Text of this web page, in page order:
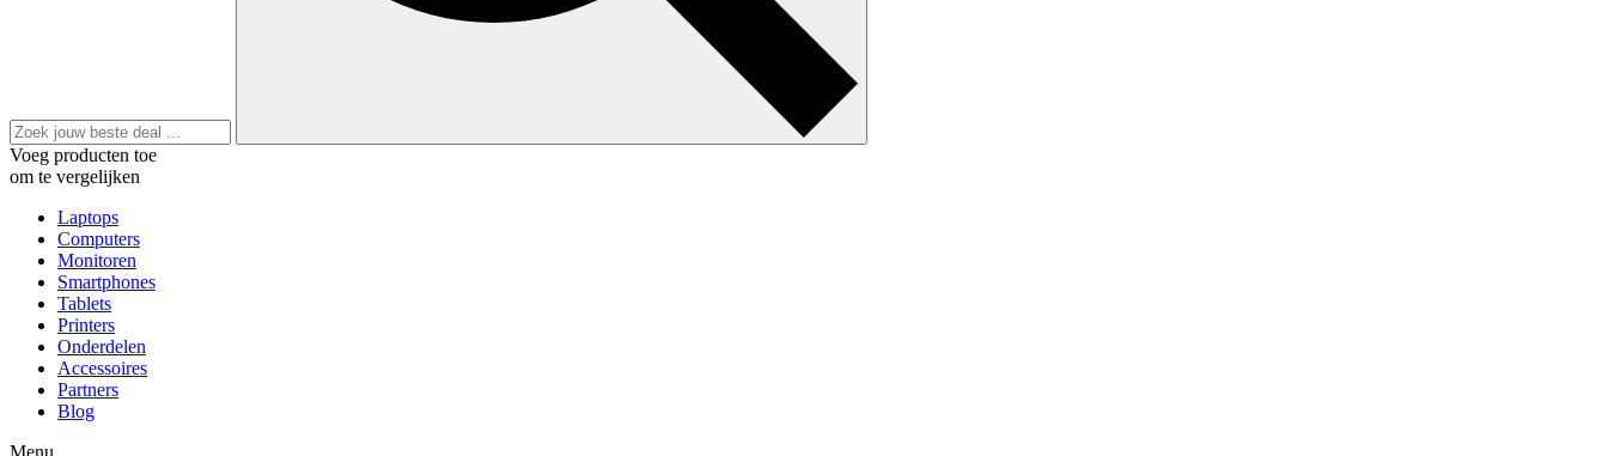
Voeg producten toe
om te vergelijken
Laptops
Computers
Monitoren
Smartphones
Tablets
Printers
Onderdelen
Accessoires
Partners
Blog